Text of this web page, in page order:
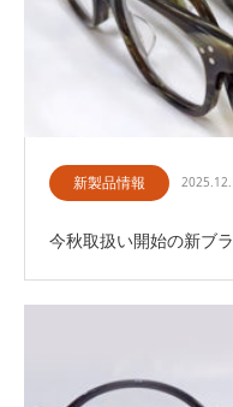
新製品情報
今秋取扱い開始の新ブ